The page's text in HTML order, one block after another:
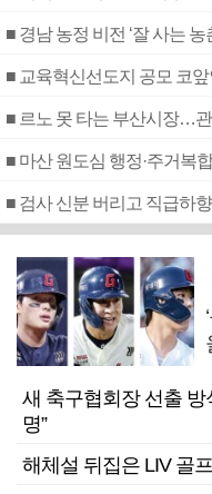
■ 경남 농정 비전 ‘잘 사는
■ 교육혁신선도지 공모 코
■ 르노 못 타는 부산시장…
■ 마산 원도심 행정·주거복
새 축구협회장 선출
명”
해체설 뒤집은 LIV 골